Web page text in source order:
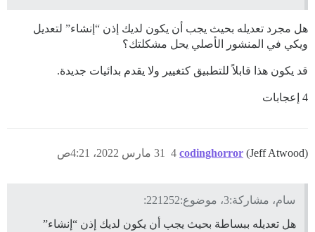
هل مجرد تعديله بحيث يجب أن يكون لديك إذن “إنشاء” لتعديل
ويكي في المنشور الأصلي يحل مشكلتك؟
قد يكون هذا قابلاً للتطبيق كتغيير ولا يقدم بدائيات جديدة.
4 إعجابات
codinghorror (Jeff Atwood) 31 مارس 2022، 4:21ص 4
سام، مشاركة:3، موضوع:221252:
هل تعديله ببساطة بحيث يجب أن يكون لديك إذن “إنشاء”